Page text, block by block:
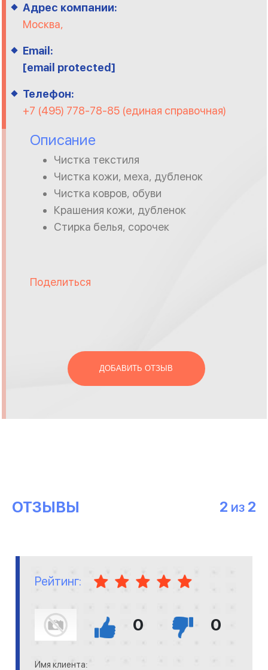
Адрес компании:
Москва,
Email:
[email protected]
Телефон:
+7 (495) 778-78-85 (единая справочная)
Описание
Чистка текстиля
Чистка кожи, меха, дубленок
Чистка ковров, обуви
Крашения кожи, дубленок
Стирка белья, сорочек
Поделиться
ДОБАВИТЬ ОТЗЫВ
ОТЗЫВЫ 2 ИЗ 2
Рейтинг:
0 0
Имя клиента: